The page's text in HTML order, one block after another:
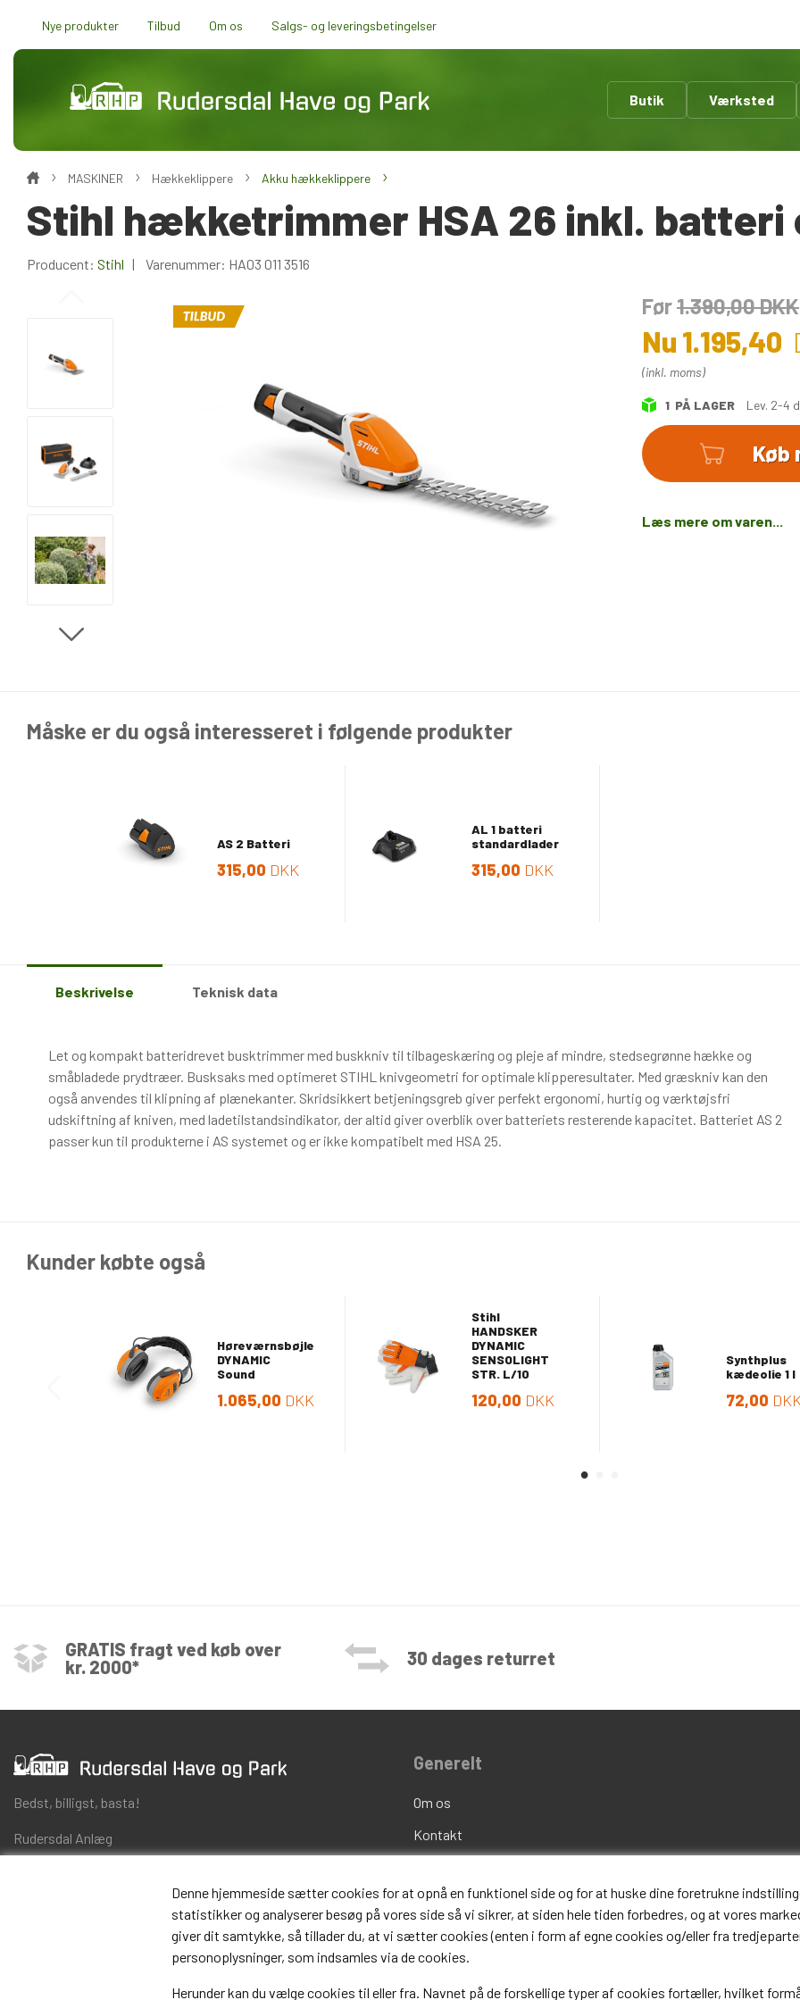
Denne hjemmeside sætter cookies for at opnå en funktionel side og for at huske dine foretrukne
statistikker og analyserer besøg på vores side så vi sikrer, at siden hele tiden forbedres, og at vores
giver dit samtykke, så tillader du, at vi sætter cookies (enten i form af egne cookies og/eller fra
personoplysninger, som indsamles via de cookies.
Herunder kan du vælge cookies til eller fra. Navnet på de forskellige typer af cookies fortæller, hvilket
Nye produkter Tilbud Om os Salgs- og leveringsbetingelser
Butik Værksted
MASKINER Hækkeklippere Akku hækkeklippere
Stihl hækketrimmer HSA 26 inkl. batteri
Producent: Stihl | Varenummer: HA03 011 3516
Før1.390,00DKK
Nu 1.195,40
(inkl. moms)
1 PÅ LAGER Lev. 2-4
Antal Køb
Læs mere om varen...
Måske er du også interesseret i følgende produkter
AS 2 Batteri
315,00 DKK
AL 1 batteri
standardlader
315,00 DKK
Beskrivelse Teknisk data
Let og kompakt batteridrevet busktrimmer med buskkniv til tilbageskæring og pleje af mindre, stedsegrønne hække og
småbladede prydtræer. Busksaks med optimeret STIHL knivgeometri for optimale klipperesultater. Med græskniv kan den
også anvendes til klipning af plænekanter. Skridsikkert betjeningsgreb giver perfekt ergonomi, hurtig og værktøjsfri
udskiftning af kniven, med ladetilstandsindikator, der altid giver overblik over batteriets resterende kapacitet. Batteriet AS 2
passer kun til produkterne i AS systemet og er ikke kompatibelt med HSA 25.
Kunder købte også
Høreværnsbøjle
DYNAMIC
Sound
1.065,00 DKK
Stihl
HANDSKER
DYNAMIC
SENSOLIGHT
STR. L/10
120,00 DKK
Synthplus
kædeolie 1 l
72,00
GRATIS fragt ved køb over
kr. 2000*
30 dages returret
Bedst, billigst, basta!
Rudersdal Anlæg
Skovlytoften 23
Generelt
Om os
Kontakt
Fortrydelsesret
Fragt og Levering
FAQ